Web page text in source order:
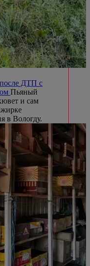
ДТП с
Пьяный
и сам
в Вологду.